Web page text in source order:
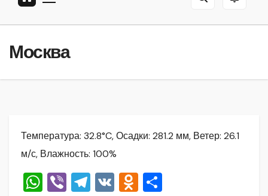
Москва
Температура: 32.8°C, Осадки: 281.2 мм, Ветер: 26.1
м/с, Влажность: 100%
W Vi T V O